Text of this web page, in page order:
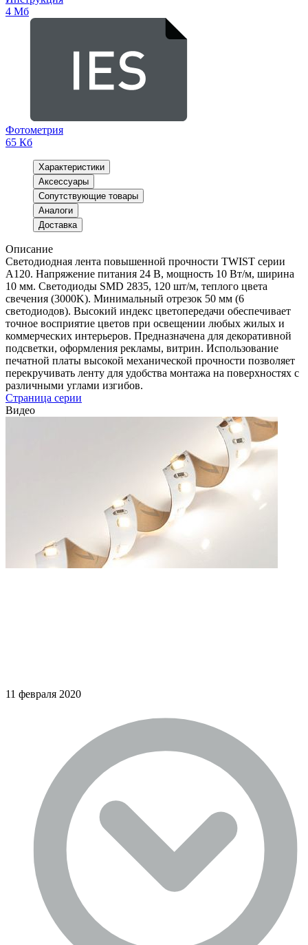
4 Мб
Фотометрия
65 Кб
Характеристики
Аксессуары
Сопутствующие товары
Аналоги
Доставка
Описание
Светодиодная лента повышенной прочности TWIST серии
A120. Напряжение питания 24 В, мощность 10 Вт/м, ширина
10 мм. Светодиоды SMD 2835, 120 шт/м, теплого цвета
свечения (3000K). Минимальный отрезок 50 мм (6
светодиодов). Высокий индекс цветопередачи обеспечивает
точное восприятие цветов при освещении любых жилых и
коммерческих интерьеров. Предназначена для декоративной
подсветки, оформления рекламы, витрин. Использование
печатной платы высокой механической прочности позволяет
перекручивать ленту для удобства монтажа на поверхностях с
различными углами изгибов.
Страница серии
Видео
11 февраля 2020